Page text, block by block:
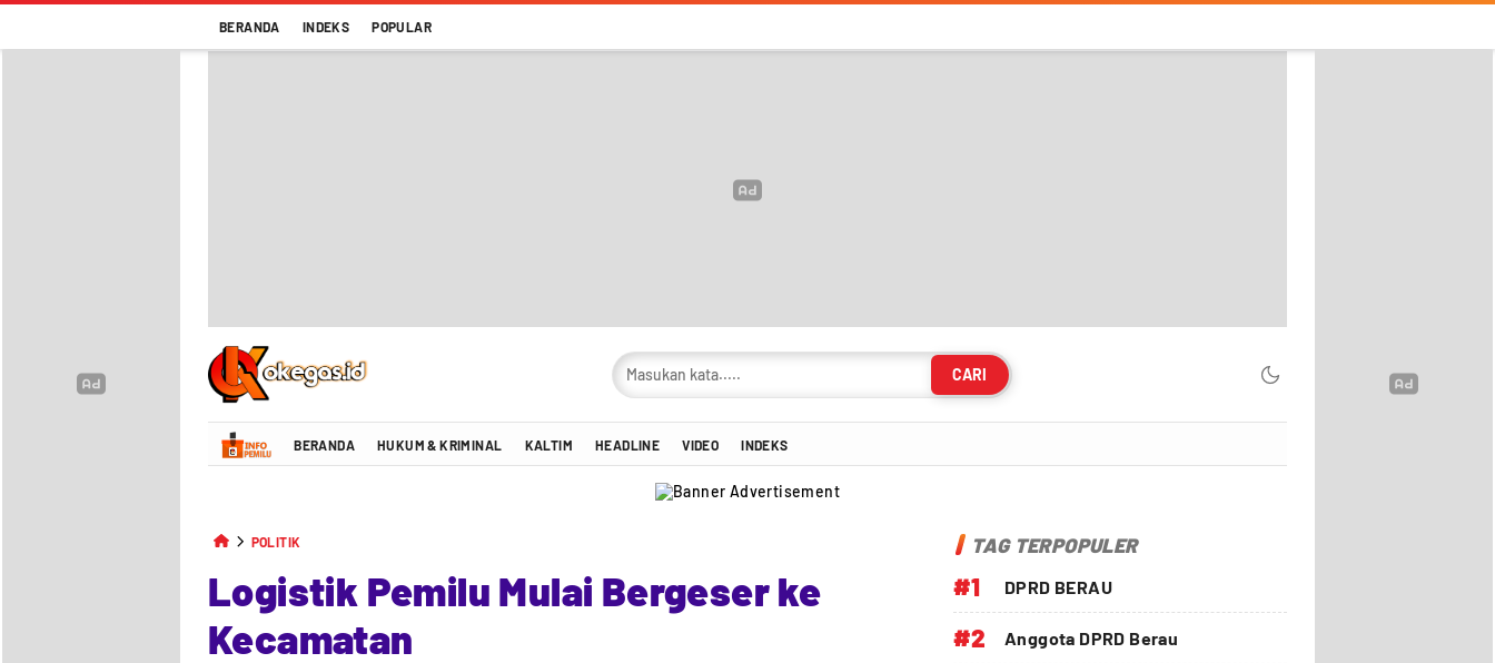
BERANDA INDEKS POPULAR
Oke Gas Indonesia | Energi Positif Informasi Terkini!
CARI
BERANDA HUKUM & KRIMINAL KALTIM HEADLINE VIDEO INDEKS
POLITIK
Logistik Pemilu Mulai Bergeser ke
Kecamatan
TAG TERPOPULER
#1 DPRD BERAU
#2 Anggota DPRD Berau